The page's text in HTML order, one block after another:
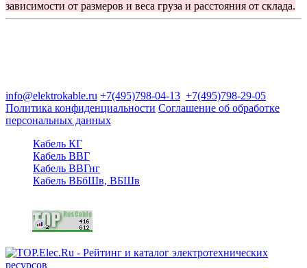
зависимости от размеров и веса груза и расстояния от склада.
info@elektrokable.ru +7(495)798-04-13 +7(495)798-29-05
Политика конфиденциальности Соглашение об обработке
персональных данных
Кабель КГ
Кабель ВВГ
Кабель ВВГнг
Кабель ВБбШв, ВБШв